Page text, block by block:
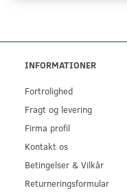
INFORMATIONER
Fortrolighed
Fragt og levering
Firma profil
Kontakt os
Betingelser & Vilkår
Returneringsformular